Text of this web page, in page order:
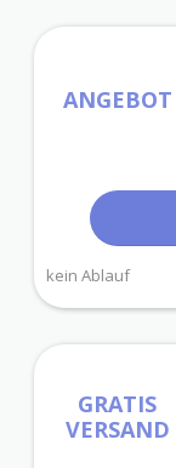
ANGEBOT
kein Ablauf
GRATIS
VERSAND